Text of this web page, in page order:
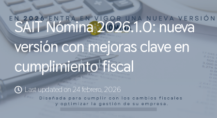
SAIT Nómina 2026.1.0: nueva
versión con mejoras clave en
cumplimiento fiscal
Last updated on 24 febrero, 2026